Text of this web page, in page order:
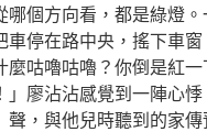
哪個方向看，都是綠燈
車停在路中央，搖下車
麼咕嚕咕嚕？你倒是紅
」廖沾沾感覺到一陣心悸
聲，與他兒時聽到的家